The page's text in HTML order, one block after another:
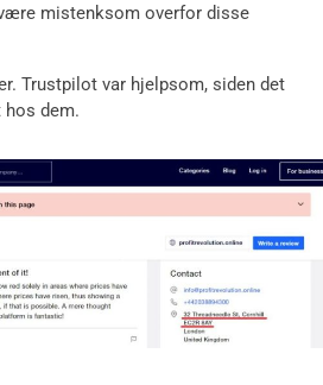
mistenksom overfor disse
Trustpilot var hjelpsom, siden det
hos dem.